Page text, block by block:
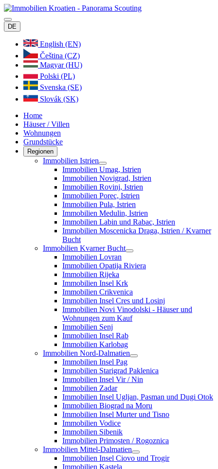
DE
English (EN)
Čeština (CZ)
Magyar (HU)
Polski (PL)
Svenska (SE)
Slovák (SK)
Home
Häuser / Villen
Wohnungen
Grundstücke
Regionen
Immobilien Istrien
Immobilien Umag, Istrien
Immobilien Novigrad, Istrien
Immobilien Rovinj, Istrien
Immobilien Porec, Istrien
Immobilien Pula, Istrien
Immobilien Medulin, Istrien
Immobilien Labin und Rabac, Istrien
Immobilien Moscenicka Draga, Istrien / Kvarner
Bucht
Immobilien Kvarner Bucht
Immobilien Lovran
Immobilien Opatija Riviera
Immobilien Rijeka
Immobilien Insel Krk
Immobilien Crikvenica
Immobilien Insel Cres und Losinj
Immobilien Novi Vinodolski - Häuser und
Wohnungen zum Kauf
Immobilien Senj
Immobilien Insel Rab
Immobilien Karlobag
Immobilien Nord-Dalmatien
Immobilien Insel Pag
Immobilien Starigrad Paklenica
Immobilien Insel Vir / Nin
Immobilien Zadar
Immobilien Insel Ugljan, Pasman und Dugi Otok
Immobilien Biograd na Moru
Immobilien Insel Murter und Tisno
Immobilien Vodice
Immobilien Sibenik
Immobilien Primosten / Rogoznica
Immobilien Mittel-Dalmatien
Immobilien Insel Ciovo und Trogir
Immobilien Kastela